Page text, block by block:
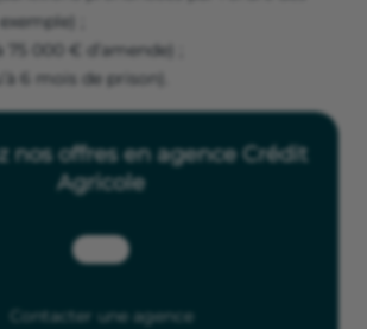
;
75 000 € d’amende) ;
6 mois de prison).
nos offres en agence Crédit
Agricole
Contacter une agence